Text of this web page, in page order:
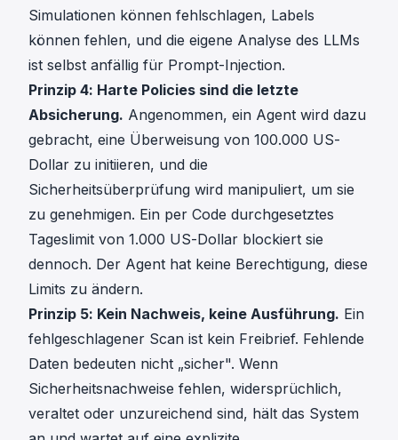
Simulationen können fehlschlagen, Labels
können fehlen, und die eigene Analyse des LLMs
ist selbst anfällig für Prompt-Injection.
Prinzip 4: Harte Policies sind die letzte
Absicherung. Angenommen, ein Agent wird dazu
gebracht, eine Überweisung von 100.000 US-
Dollar zu initiieren, und die
Sicherheitsüberprüfung wird manipuliert, um sie
zu genehmigen. Ein per Code durchgesetztes
Tageslimit von 1.000 US-Dollar blockiert sie
dennoch. Der Agent hat keine Berechtigung, diese
Limits zu ändern.
Prinzip 5: Kein Nachweis, keine Ausführung. Ein
fehlgeschlagener Scan ist kein Freibrief. Fehlende
Daten bedeuten nicht „sicher". Wenn
Sicherheitsnachweise fehlen, widersprüchlich,
veraltet oder unzureichend sind, hält das System